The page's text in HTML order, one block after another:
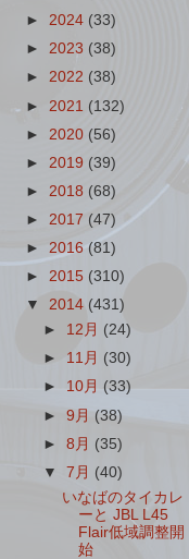
► 2024 (33)
► 2023 (38)
► 2022 (38)
► 2021 (132)
► 2020 (56)
► 2019 (39)
► 2018 (68)
► 2017 (47)
► 2016 (81)
► 2015 (310)
▼ 2014 (431)
► 12月 (24)
► 11月 (30)
► 10月(33)
►9月(38)
►8月 (35)
▼7月 (40)
いなばのタイカレ
ーと JBL L45
Flair低域調整開
始